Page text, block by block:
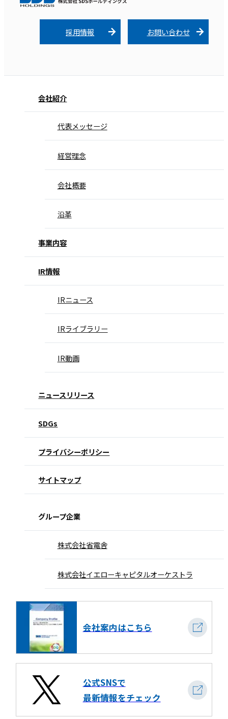
採用情報 お問い合わせ
会社紹介
代表メッセージ
経営理念
会社概要
沿革
事業内容
IR情報
IRニュース
IRライブラリー
IR動画
ニュースリリース
SDGs
プライバシーポリシー
サイトマップ
グループ企業
株式会社省電舎
株式会社イエローキャピタルオーケストラ
会社案内はこちら
公式SNSで
最新情報をチェック